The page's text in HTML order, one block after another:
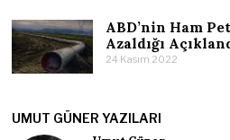
ABD’nin Ham
Azaldığı
24 Kasım 2022
UMUT GÜNER YAZILARI